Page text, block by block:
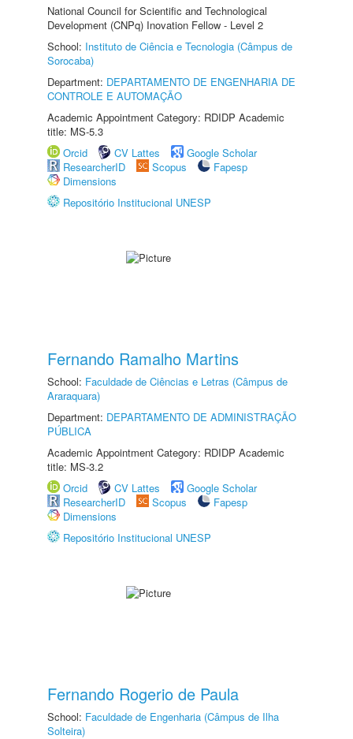
National Council for Scientific and Technological
Development (CNPq) Inovation Fellow - Level 2
School: Instituto de Ciência e Tecnologia (Câmpus de
Sorocaba)
Department: DEPARTAMENTO DE ENGENHARIA DE
CONTROLE E AUTOMAÇÃO
Academic Appointment Category: RDIDP Academic
title: MS-5.3
Orcid
CV Lattes
Google Scholar
ResearcherID
Scopus
Fapesp
Dimensions
Repositório Institucional UNESP
Fernando Ramalho Martins
School: Faculdade de Ciências e Letras (Câmpus de
Araraquara)
Department: DEPARTAMENTO DE ADMINISTRAÇÃO
PÚBLICA
Academic Appointment Category: RDIDP Academic
title: MS-3.2
Orcid
CV Lattes
Google Scholar
ResearcherID
Scopus
Fapesp
Dimensions
Repositório Institucional UNESP
Fernando Rogerio de Paula
School: Faculdade de Engenharia (Câmpus de Ilha
Solteira)